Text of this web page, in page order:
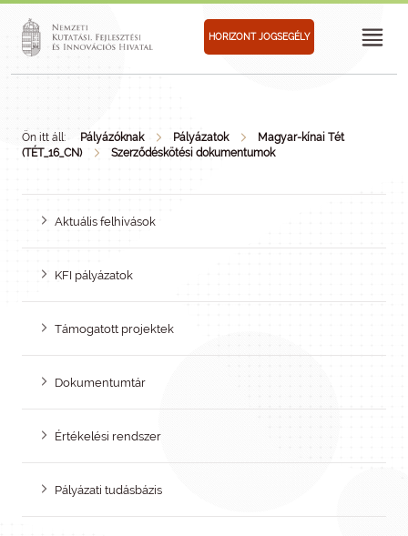
HORIZONT JOGSEGÉLY
Ön itt áll: Pályázóknak Pályázatok
Magyar-kínai Tét
(TÉT_16_CN)
Szerződéskötési dokumentumok
Aktuális felhívások
KFI pályázatok
Támogatott projektek
Dokumentumtár
Értékelési rendszer
Pályázati tudásbázis